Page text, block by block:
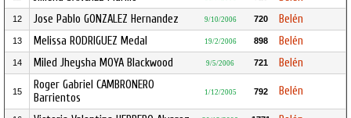
12 Jose Pablo GONZALEZ Hernandez 9/10/2006 720 Belén
13 Melissa RODRIGUEZ Medal 19/2/2006 898 Belén
14 Miled Jheysha MOYA Blackwood 9/5/2006 721 Belén
15
Roger Gabriel CAMBRONERO
Barrientos
1/12/2005 792 Belén